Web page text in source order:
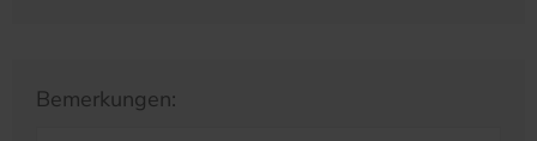
Bemerkungen: